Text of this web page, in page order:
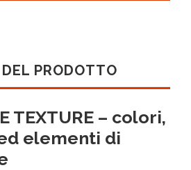
PRODOTTO
TEXTURE – colori,
elementi di